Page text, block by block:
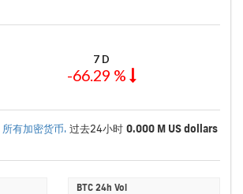
7 D
-66.29 %
所有加密货币. 过去24小时 0.000 M US dollars
BTC 24h Vol